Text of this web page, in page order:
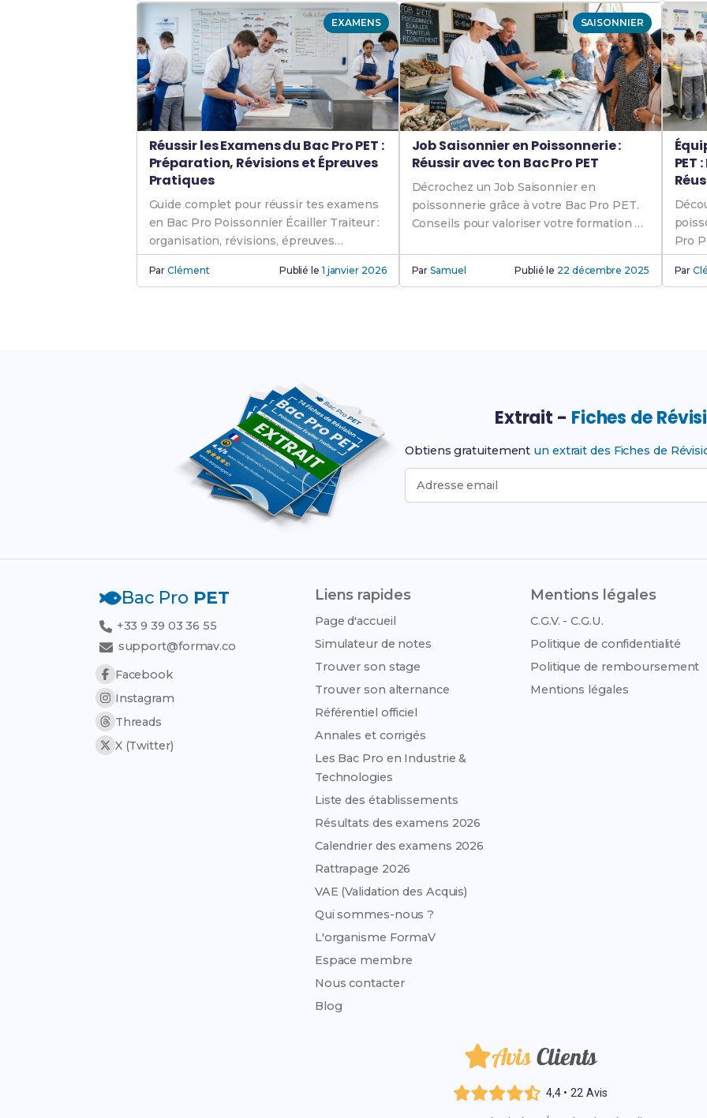
EXAMENS
Réussir les Examens du Bac Pro PET :
Préparation, Révisions et Épreuves
Pratiques
Guide complet pour réussir tes examens
en Bac Pro Poissonnier Écailler Traiteur :
organisation, révisions, épreuves
pratiques et écrites.
ParClément Publié le 1 janvier 2026
SAISONNIER
Job Saisonnier en Poissonnerie :
Réussir avec ton Bac Pro PET
Décrochez un Job Saisonnier en
poissonnerie grâce à votre Bac Pro PET.
Conseils pour valoriser votre formation et
ParSamuel Publié le 22 décembre 2025
PET
Pro
Par
Extrait - Fiches de
Obtiens gratuitement un extrait des Fiches de
Adresse email
Bac Pro PET
+33 9 39 03 36 55
support@formav.co
Facebook
Instagram
Threads
X (Twitter)
Liens rapides
Page d'accueil
Simulateur de notes
Trouver son stage
Trouver son alternance
Référentiel officiel
Annales et corrigés
Les Bac Pro en Industrie &
Technologies
Liste des établissements
Résultats des examens 2026
Calendrier des examens 2026
Rattrapage 2026
VAE (Validation des Acquis)
Qui sommes-nous ?
L'organisme FormaV
Espace membre
Nous contacter
Blog
Mentions légales
C.G.V. - C.G.U.
Politique de confidentialité
Politique de remboursement
Mentions légales
AvisClients
4,4 • 22 Avis